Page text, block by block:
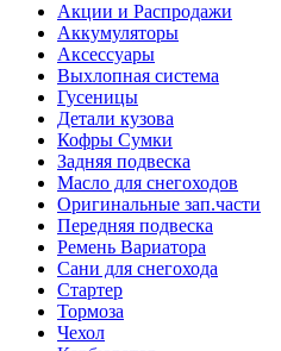
Акции и Распродажи
Аккумуляторы
Аксессуары
Выхлопная система
Гусеницы
Детали кузова
Кофры Сумки
Задняя подвеска
Масло для снегоходов
Оригинальные зап.части
Передняя подвеска
Ремень Вариатора
Сани для снегохода
Стартер
Тормоза
Чехол